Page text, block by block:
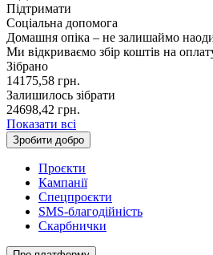
Підтримати
Соціальна допомога
Домашня опіка – не залишаймо
Ми відкриваємо збір коштів на
Зібрано
14175,58 грн.
Залишилось зібрати
24698,42 грн.
Показати всі
Зробити добро
Проєкти
Кампанії
Спецпроєкти
SMS-благодійність
Скарбнички